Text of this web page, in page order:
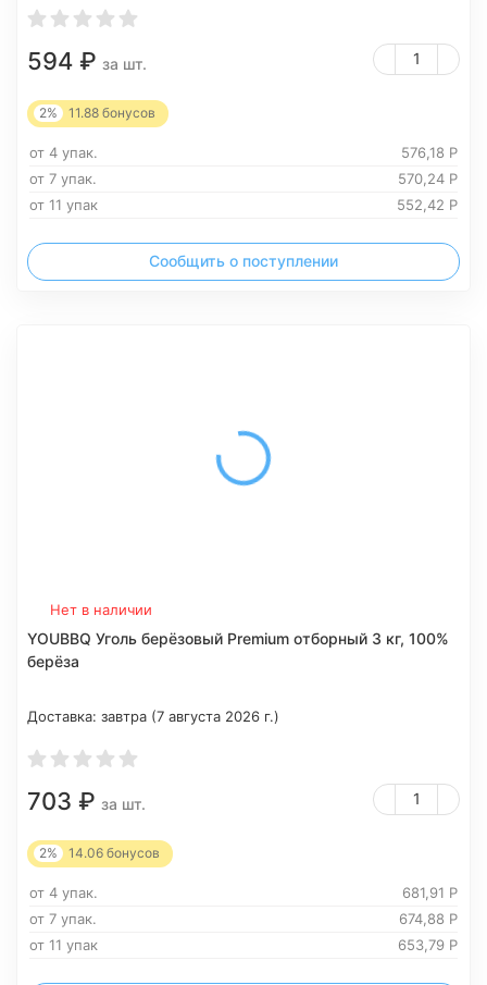
594 ₽ за шт.
2% 11.88 бонусов
от 4 упак. 576,18 Р
от 7 упак.
570,24 Р
от 11 упак
552,42 Р
Сообщить о поступлении
Нет в наличии
YOUBBQ Уголь берёзовый Premium отборный 3 кг, 100%
берёза
Доставка: завтра (7 августа 2026 г.)
703 ₽ за шт.
2% 14.06 бонусов
от 4 упак. 681,91 Р
от 7 упак.
674,88 Р
от 11 упак
653,79 Р